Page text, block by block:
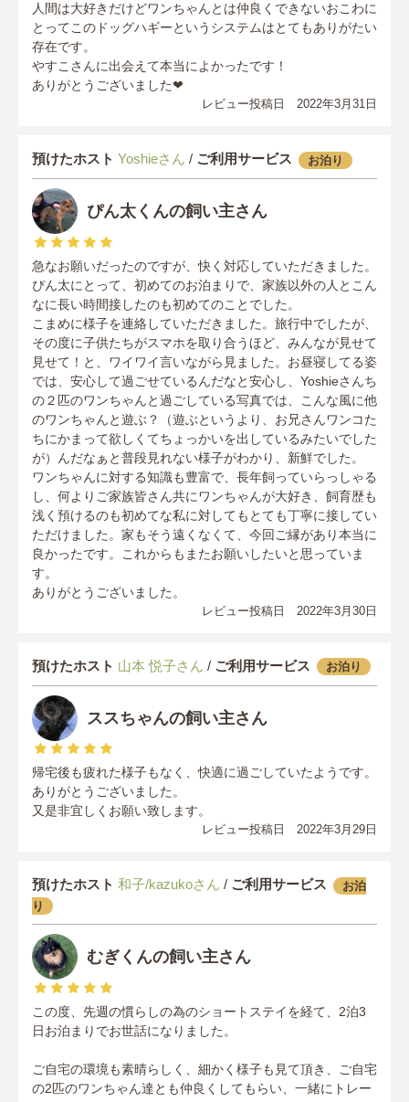
人間は大好きだけどワンちゃんとは仲良くできないおこわに
とってこのドッグハギーというシステムはとてもありがたい
存在です。
やすこさんに出会えて本当によかったです！
ありがとうございました❤︎
レビュー投稿日 2022年3月31日
預けたホスト Yoshieさん / ご利用サービス お泊り
ぴん太くんの飼い主さん
急なお願いだったのですが、快く対応していただきました。
ぴん太にとって、初めてのお泊まりで、家族以外の人とこん
なに長い時間接したのも初めてのことでした。
こまめに様子を連絡していただきました。旅行中でしたが、
その度に子供たちがスマホを取り合うほど、みんなが見せて
見せて！と、ワイワイ言いながら見ました。お昼寝してる姿
では、安心して過ごせているんだなと安心し、Yoshieさんち
の２匹のワンちゃんと過ごしている写真では、こんな風に他
のワンちゃんと遊ぶ？（遊ぶというより、お兄さんワンコた
ちにかまって欲しくてちょっかいを出しているみたいでした
が）んだなぁと普段見れない様子がわかり、新鮮でした。
ワンちゃんに対する知識も豊富で、長年飼っていらっしゃる
し、何よりご家族皆さん共にワンちゃんが大好き、飼育歴も
浅く預けるのも初めてな私に対してもとても丁寧に接してい
ただけました。家もそう遠くなくて、今回ご縁があり本当に
良かったです。これからもまたお願いしたいと思っていま
す。
ありがとうございました。
レビュー投稿日 2022年3月30日
預けたホスト 山本 悦子さん / ご利用サービス お泊り
ススちゃんの飼い主さん
帰宅後も疲れた様子もなく、快適に過ごしていたようです。
ありがとうございました。
又是非宜しくお願い致します。
レビュー投稿日 2022年3月29日
預けたホスト 和子/kazukoさん / ご利用サービス
お泊
り
むぎくんの飼い主さん
この度、先週の慣らしの為のショートステイを経て、2泊3
日お泊まりでお世話になりました。
ご自宅の環境も素晴らしく、細かく様子も見て頂き、ご自宅
の2匹のワンちゃん達とも仲良くしてもらい、一緒にトレー